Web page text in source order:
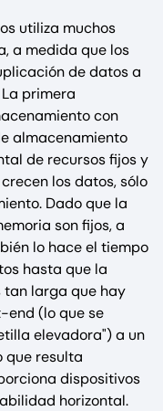
utiliza muchos
a medida que los
de datos a
primera
con
almacenamiento
de recursos fijos y
los datos, sólo
Dado que la
son fijos, a
lo hace el tiempo
hasta que la
tan larga que hay
(lo que se
elevadora") a un
que resulta
dispositivos
horizontal.